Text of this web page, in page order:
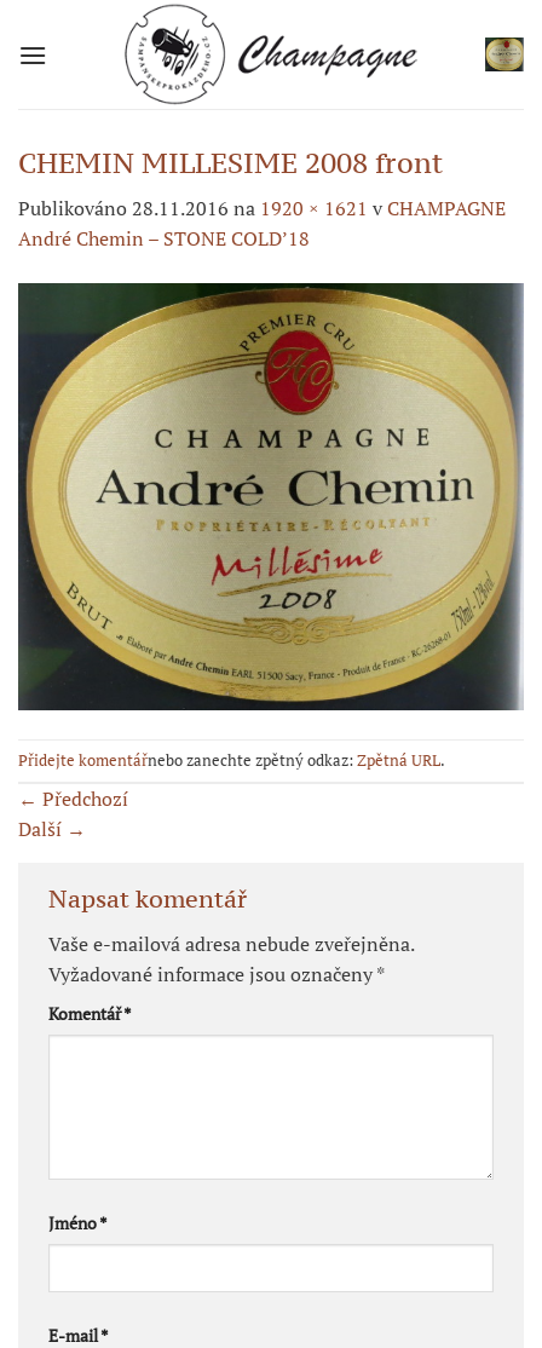
CHEMIN MILLESIME 2008 front
Publikováno28.11.2016 na 1920 × 1621 vCHAMPAGNE
André Chemin – STONE COLD’18
Přidejte komentářnebo zanechte zpětný odkaz:Zpětná URL.
← Předchozí
Další →
Napsat komentář
Vaše e-mailová adresa nebude zveřejněna.
Vyžadované informace jsou označeny*
Komentář*
Jméno*
E-mail*